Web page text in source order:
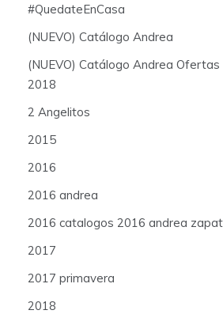
#QuedateEnCasa
(NUEVO) Catálogo Andrea
(NUEVO) Catálogo Andrea Ofertas
2018
2 Angelitos
2015
2016
2016 andrea
2016 catalogos 2016 andrea
2017
2017 primavera
2018